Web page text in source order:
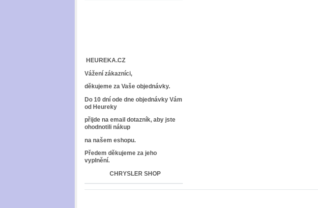
HEUREKA.CZ
Vážení zákazníci,
děkujeme za Vaše objednávky.
Do 10 dní ode dne objednávky Vám
od Heureky
přijde na email dotazník, aby jste
ohodnotili nákup
na našem eshopu.
Předem děkujeme za jeho
vyplnění.
CHRYSLER SHOP